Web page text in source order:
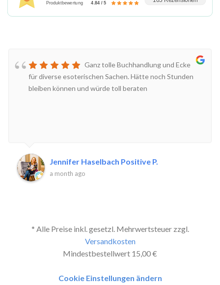
Produktbewertung 4.84 / 5
Ganz tolle Buchhandlung und Ecke
für diverse esoterischen Sachen. Hätte noch Stunden
bleiben können und würde toll beraten
Jennifer Haselbach Positive P.
a month ago
* Alle Preise inkl. gesetzl. Mehrwertsteuer zzgl.
Versandkosten
Mindestbestellwert 15,00 €
Cookie Einstellungen ändern